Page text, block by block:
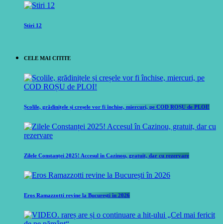
Stiri 12
CELE MAI CITITE
Școlile, grădinițele și creșele vor fi închise, miercuri, pe COD ROȘU de PLOI!
Zilele Constanței 2025! Accesul în Cazinou, gratuit, dar cu rezervare
Eros Ramazzotti revine la București în 2026